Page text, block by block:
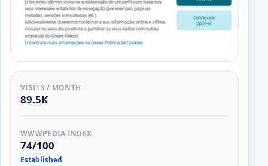
VISITS / MONTH
89.5K
WWWPEDIA INDEX
74/100
Established